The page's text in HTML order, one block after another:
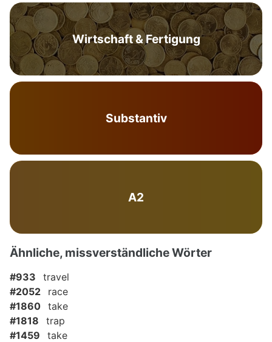
Wirtschaft & Fertigung
Substantiv
A2
Ähnliche, missverständliche Wörter
#933
travel
#2052
race
#1860 take
#1818
trap
#1459
take